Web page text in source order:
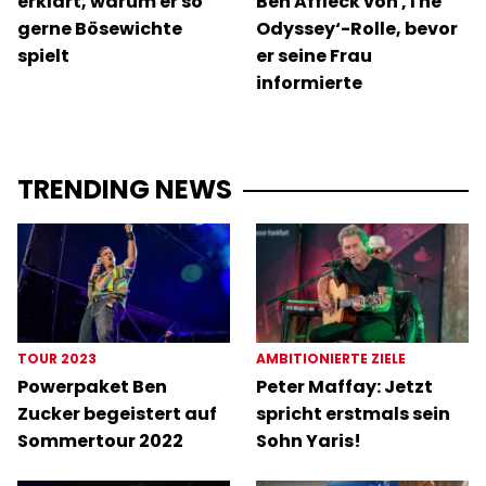
gerne Bösewichte
spielt
Odyssey‘-Rolle, bevor
er seine Frau
informierte
TRENDING NEWS
TOUR 2023
Powerpaket Ben
Zucker begeistert auf
Sommertour 2022
AMBITIONIERTE ZIELE
Peter Maffay: Jetzt
spricht erstmals sein
Sohn Yaris!